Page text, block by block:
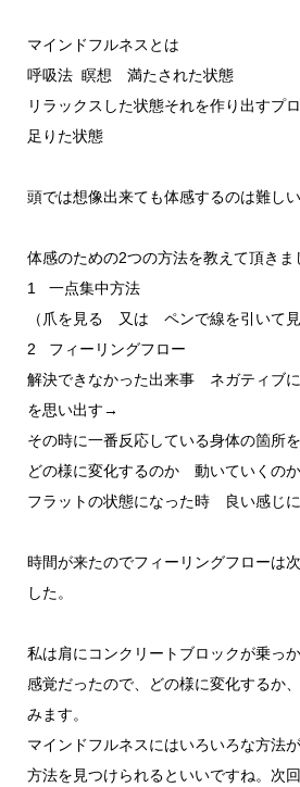
マインドフルネスとは
呼吸法 瞑想 満たされた状態
リラックスした状態それを作り出すプ
足りた状態
頭では想像出来ても体感するのは難しい
体感のための2つの方法を教えて頂きま
1 一点集中方法
（爪を見る 又は ペンで線を引いて見
2 フィーリングフロー
解決できなかった出来事 ネガティブ
を思い出す→
その時に一番反応している身体の箇所
どの様に変化するのか 動いていくの
フラットの状態になった時 良い感じ
時間が来たのでフィーリングフローは
した。
私は肩にコンクリートブロックが乗っ
感覚だったので、どの様に変化するか
みます。
マインドフルネスにはいろいろな方法
方法を見つけられるといいですね。次回